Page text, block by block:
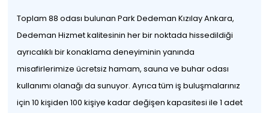
Toplam 88 odası bulunan Park Dedeman Kızılay Ankara,
Dedeman Hizmet kalitesinin her bir noktada hissedildiği
ayrıcalıklı bir konaklama deneyiminin yanında
misafirlerimize ücretsiz hamam, sauna ve buhar odası
kullanımı olanağı da sunuyor. Ayrıca tüm iş buluşmalarınız
için 10 kişiden 100 kişiye kadar değişen kapasitesi ile 1 adet